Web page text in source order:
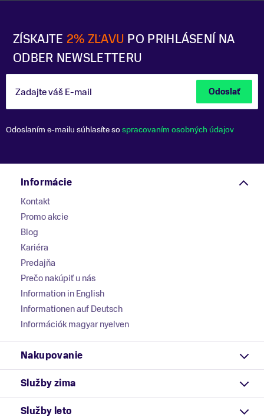
ZÍSKAJTE 2% ZĽAVU PO PRIHLÁSENÍ NA
ODBER NEWSLETTERU
Zadajte váš E-mail Odoslať
Odoslaním e-mailu súhlasíte sospracovaním osobných údajov
Informácie
Kontakt
Promo akcie
Blog
Kariéra
Predajňa
Prečo nakúpiť u nás
Information in English
Informationen auf Deutsch
Információk magyar nyelven
Nakupovanie
Služby zima
Služby leto